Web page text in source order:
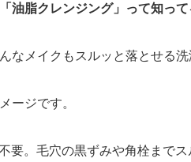
油脂クレンジング」って知って
なメイクもスルッと落とせる洗
ージです。
要。毛穴の黒ずみや角栓まで